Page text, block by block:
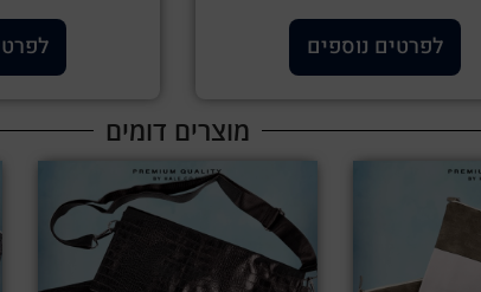
לפרטים נוספים
מוצרים דומים